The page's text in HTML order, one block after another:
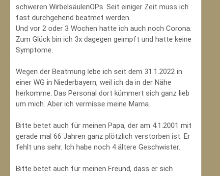
schweren WirbelsäulenOPs. Seit einiger Zeit muss ich
fast durchgehend beatmet werden.
Und vor 2 oder 3 Wochen hatte ich auch noch Corona.
Zum Glück bin ich 3x dagegen geimpft und hatte keine
Symptome.
Wegen der Beatmung lebe ich seit dem 31.1.2022 in
einer WG in Niederbayern, weil ich da in der Nähe
herkomme. Das Personal dort kümmert sich ganz lieb
um mich. Aber ich vermisse meine Mama.
Bitte betet auch für meinen Papa, der am 4.1.2001 mit
gerade mal 66 Jahren ganz plötzlich verstorben ist. Er
fehlt uns sehr. Ich habe noch 4 ältere Geschwister.
Bitte betet auch für meinen Freund, dass er sich